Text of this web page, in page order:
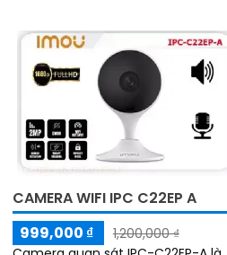
CAMERA WIFI IPC C22EP A
999,000 ₫
1,200,000 ₫